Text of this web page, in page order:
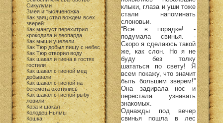
Сикулуми
Змея и тысяченожка
Как заяц стал вождем всех
зверей
Как мангуст перехитрил
крокодила и леопарда
Как мыши уцелели
Как Тюр добыл пищу с небес
Как Тюр отворил воду
Как шакал и гиена в гостях
гостили
Как шакал с гиеной мед
добывали
Как шакал с гиеной на
бегемота охотились
Как шакал с гиеной рыбу
ловили
Коза и шакал
Колодец Ньямы
Кошка
клыки, глаза и уши тоже
стали напоминать
слоновьи.
“Все в порядке! -
подумала свинья. -
Скоро я сделаюсь такой
же, как слон. Но я не
буду без толку
шататься по свету! Я
всем покажу, что значит
быть большим зверем!”
Она задирала нос и
перестала узнавать
знакомых.
Однажды под вечер
свинья пошла в лес